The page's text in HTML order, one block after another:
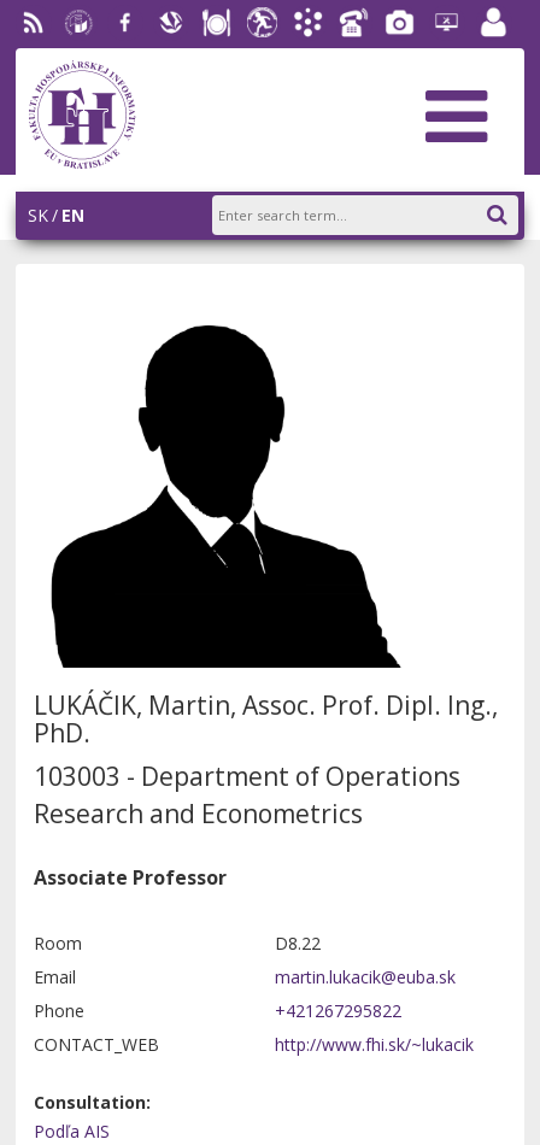
RSS University
of
Economics
in
Bratislava
Facebook
SlovakDiningStudentAcademic
PhoneGalleryHelpdesk
EUBAportal
SK EN
LUKÁČIK, Martin, Assoc. Prof. Dipl. Ing.,
PhD.
103003 - Department of Operations
Research and Econometrics
Associate Professor
Room
D8.22
Email
Phone
+421267295822
CONTACT_WEB
http://www.fhi.sk/~lukacik
Consultation:
Podľa AIS